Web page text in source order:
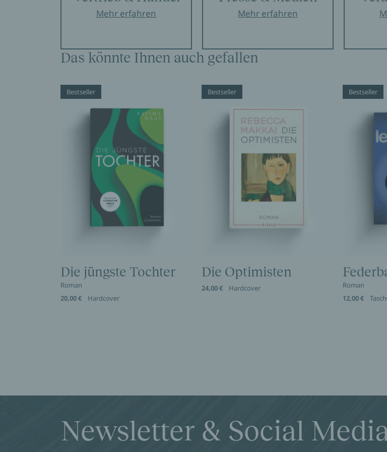
The Guardian
Daily Mail
Mehr erfahren Mehr erfahren
Das könnte Ihnen auch gefallen
Bestseller
Die jüngste Tochter
Roman
20,00 €
Hardcover
Bestseller
Die Optimisten
24,00 € Hardcover
Bestseller
Roman
12,00 €
Newsletter & Social